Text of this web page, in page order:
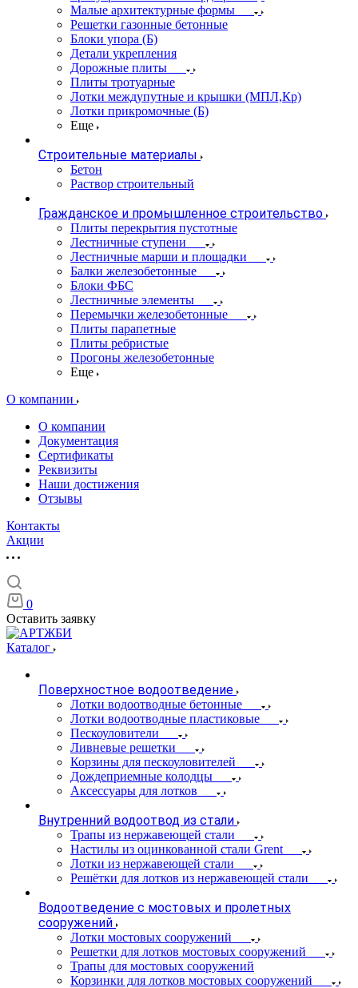
Малые архитектурные формы
Решетки газонные бетонные
Блоки упора (Б)
Детали укрепления
Дорожные плиты
Плиты тротуарные
Лотки междупутные и крышки (МПЛ,Кр)
Лотки прикромочные (Б)
Еще
Строительные материалы
Бетон
Раствор строительный
Гражданское и промышленное строительство
Плиты перекрытия пустотные
Лестничные ступени
Лестничные марши и площадки
Балки железобетонные
Блоки ФБС
Лестничные элементы
Перемычки железобетонные
Плиты парапетные
Плиты ребристые
Прогоны железобетонные
Еще
О компании
О компании
Документация
Сертификаты
Реквизиты
Наши достижения
Отзывы
Контакты
Акции
0
Оставить заявку
Каталог
Поверхностное водоотведение
Лотки водоотводные бетонные
Лотки водоотводные пластиковые
Пескоуловители
Ливневые решетки
Корзины для пескоуловителей
Дождеприемные колодцы
Аксессуары для лотков
Внутренний водоотвод из стали
Трапы из нержавеющей стали
Настилы из оцинкованной стали Grent
Лотки из нержавеющей стали
Решётки для лотков из нержавеющей стали
Водоотведение с мостовых и пролетных
сооружений
Лотки мостовых сооружений
Решетки для лотков мостовых сооружений
Трапы для мостовых сооружений
Корзинки для лотков мостовых сооружений